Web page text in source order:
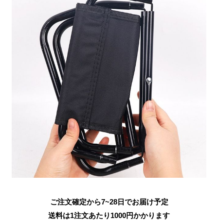
ご注文確定から7~28日でお届け予定
送料は1注文あたり 1000円かかります